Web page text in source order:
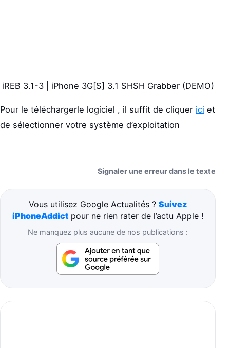
iREB 3.1-3 | iPhone 3G[S] 3.1 SHSH Grabber (DEMO)
Pour le téléchargerle logiciel , il suffit de cliquer ici et
de sélectionner votre système d’exploitation
Signaler une erreur dans le texte
Vous utilisez Google Actualités ? Suivez
iPhoneAddict pour ne rien rater de l’actu Apple !
Ne manquez plus aucune de nos publications :